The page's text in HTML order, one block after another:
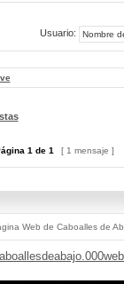
Usuario:
1 de 1 [ 1 mensaje ]
Web de Caboalles de